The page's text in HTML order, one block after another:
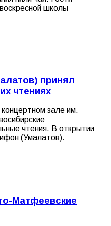
школы
принял
чтениях
зале им.
чтения. В открытии
(Умалатов).
Матфеевские